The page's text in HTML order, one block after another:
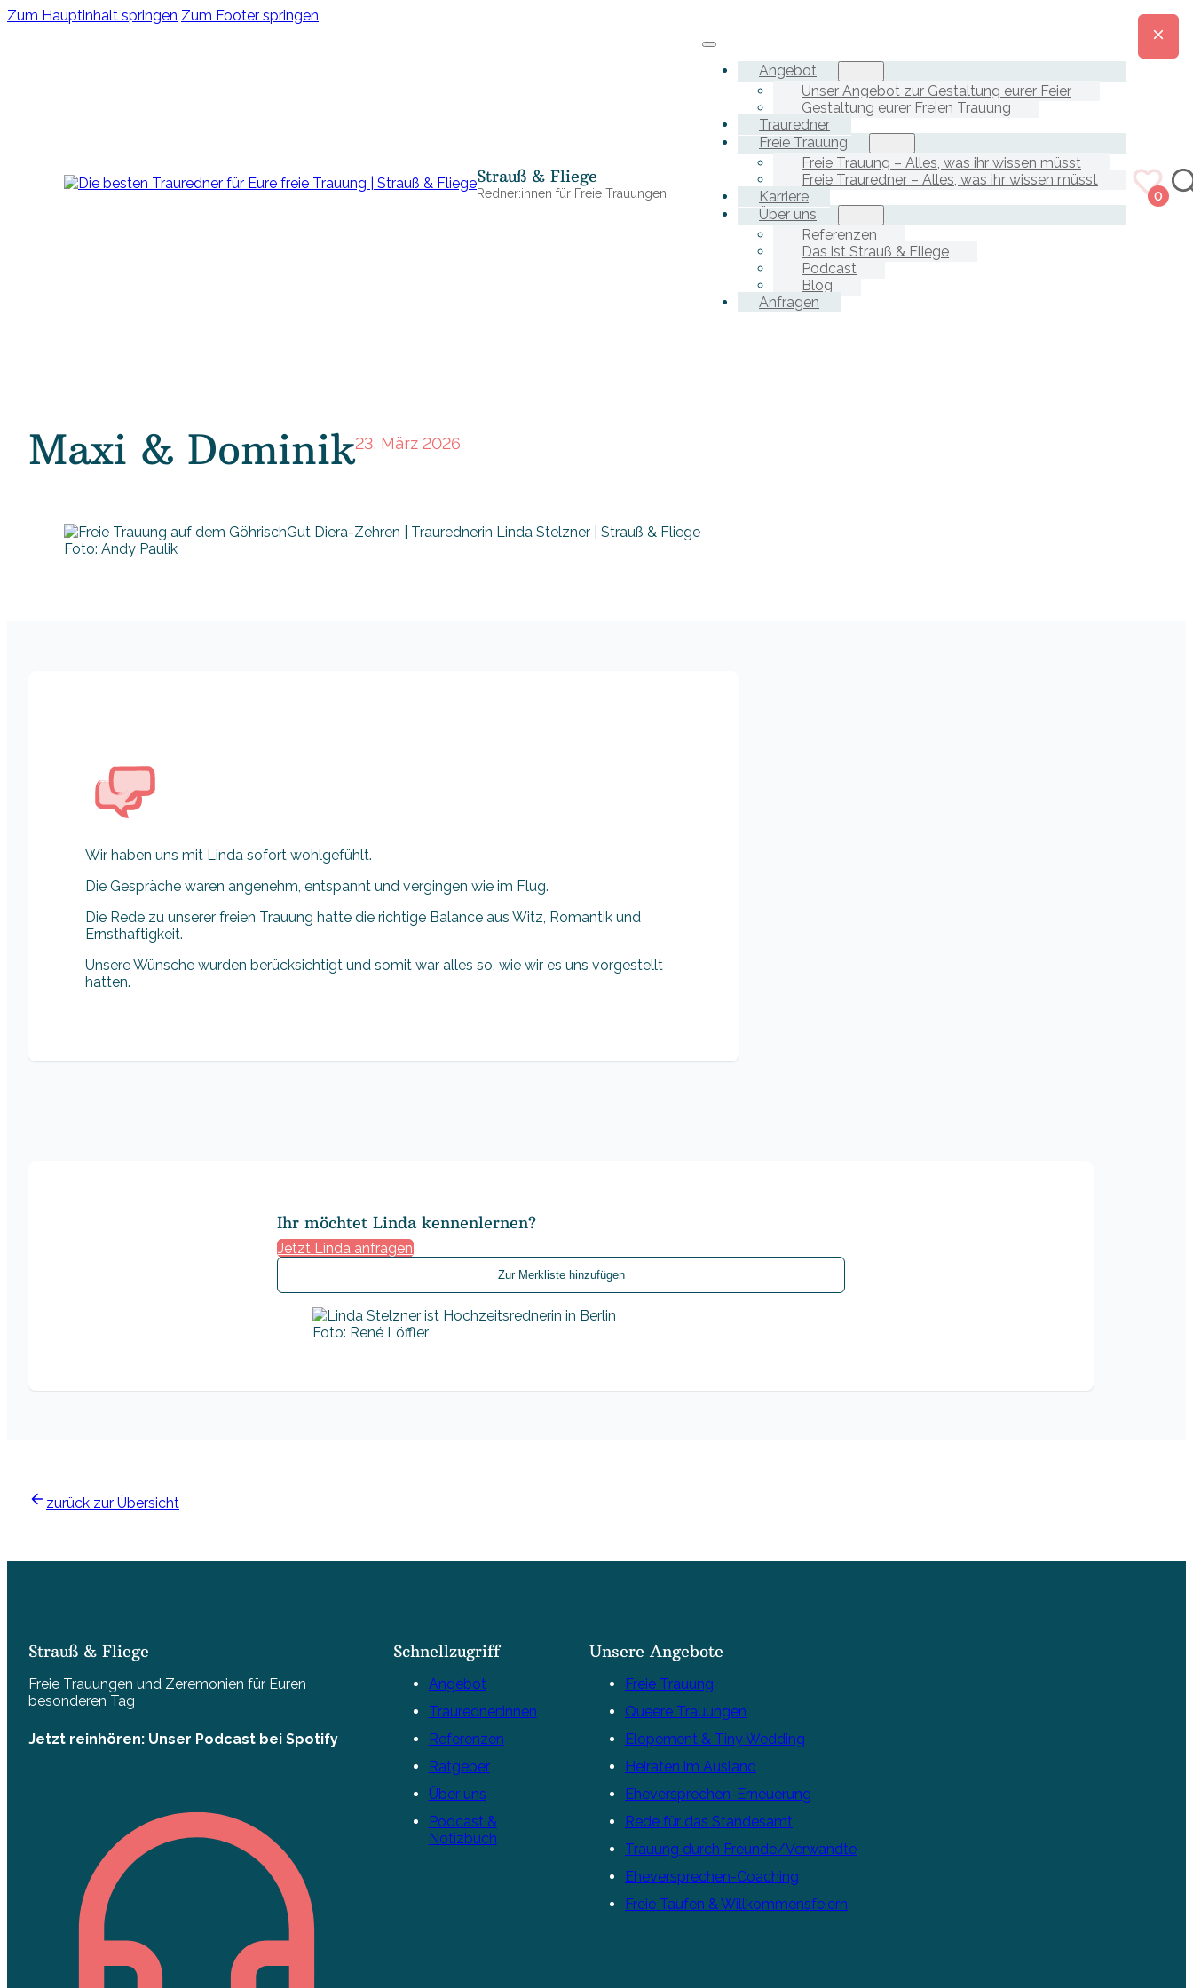
Zum Hauptinhalt springen Zum Footer springen
Strauß & Fliege
Redner:innen für Freie Trauungen
Angebot
Unser Angebot zur Gestaltung eurer Feier
Gestaltung eurer Freien Trauung
Trauredner
Freie Trauung
Freie Trauung – Alles, was ihr wissen müsst
Freie Trauredner – Alles, was ihr wissen müsst
Karriere
Über uns
Referenzen
Das ist Strauß & Fliege
Podcast
Blog
Anfragen
0
Maxi & Dominik23. März 2026
Foto: Andy Paulik
Wir haben uns mit Linda sofort wohlgefühlt.
Die Gespräche waren angenehm, entspannt und vergingen wie im Flug.
Die Rede zu unserer freien Trauung hatte die richtige Balance aus Witz, Romantik und
Ernsthaftigkeit.
Unsere Wünsche wurden berücksichtigt und somit war alles so, wie wir es uns vorgestellt
hatten.
Ihr möchtet Linda kennenlernen?
Jetzt Linda anfragen
Zur Merkliste hinzufügen
Foto: René Löffler
zurück zur Übersicht
Strauß & Fliege
Freie Trauungen und Zeremonien für Euren
besonderen Tag
Jetzt reinhören: Unser Podcast bei Spotify
Schnellzugriff
Angebot
Trauredner:innen
Referenzen
Ratgeber
Über uns
Podcast &
Notizbuch
Unsere Angebote
Freie Trauung
Queere Trauungen
Elopement & Tiny Wedding
Heiraten im Ausland
Eheversprechen-Erneuerung
Rede für das Standesamt
Trauung durch Freunde/Verwandte
Eheversprechen-Coaching
Freie Taufen & Willkommensfeiern